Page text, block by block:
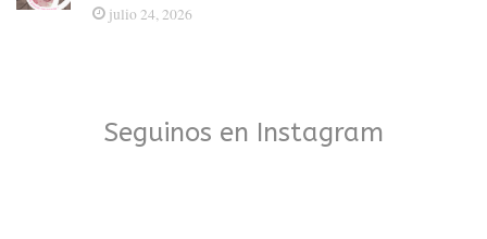
julio 24, 2026
Seguinos en Instagram